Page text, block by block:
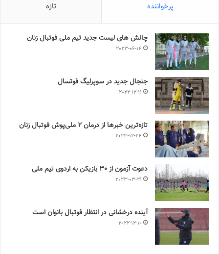
پرخواننده تازه
چالش هاى ليست جدید تيم ملى فوتبال زنان
2023-06-14
جنجال جدید در سوپرلیگ فوتسال
2022-12-11
تازه‌ترین خبرها از درمان ۲ ملی‌پوش فوتبال زنان
2023-12-24
دعوت آزمون از 30 بازیکن به اردوی تیم ملی
2023-03-21
آینده درخشانی در انتظار فوتبال بانوان است
2022-12-10